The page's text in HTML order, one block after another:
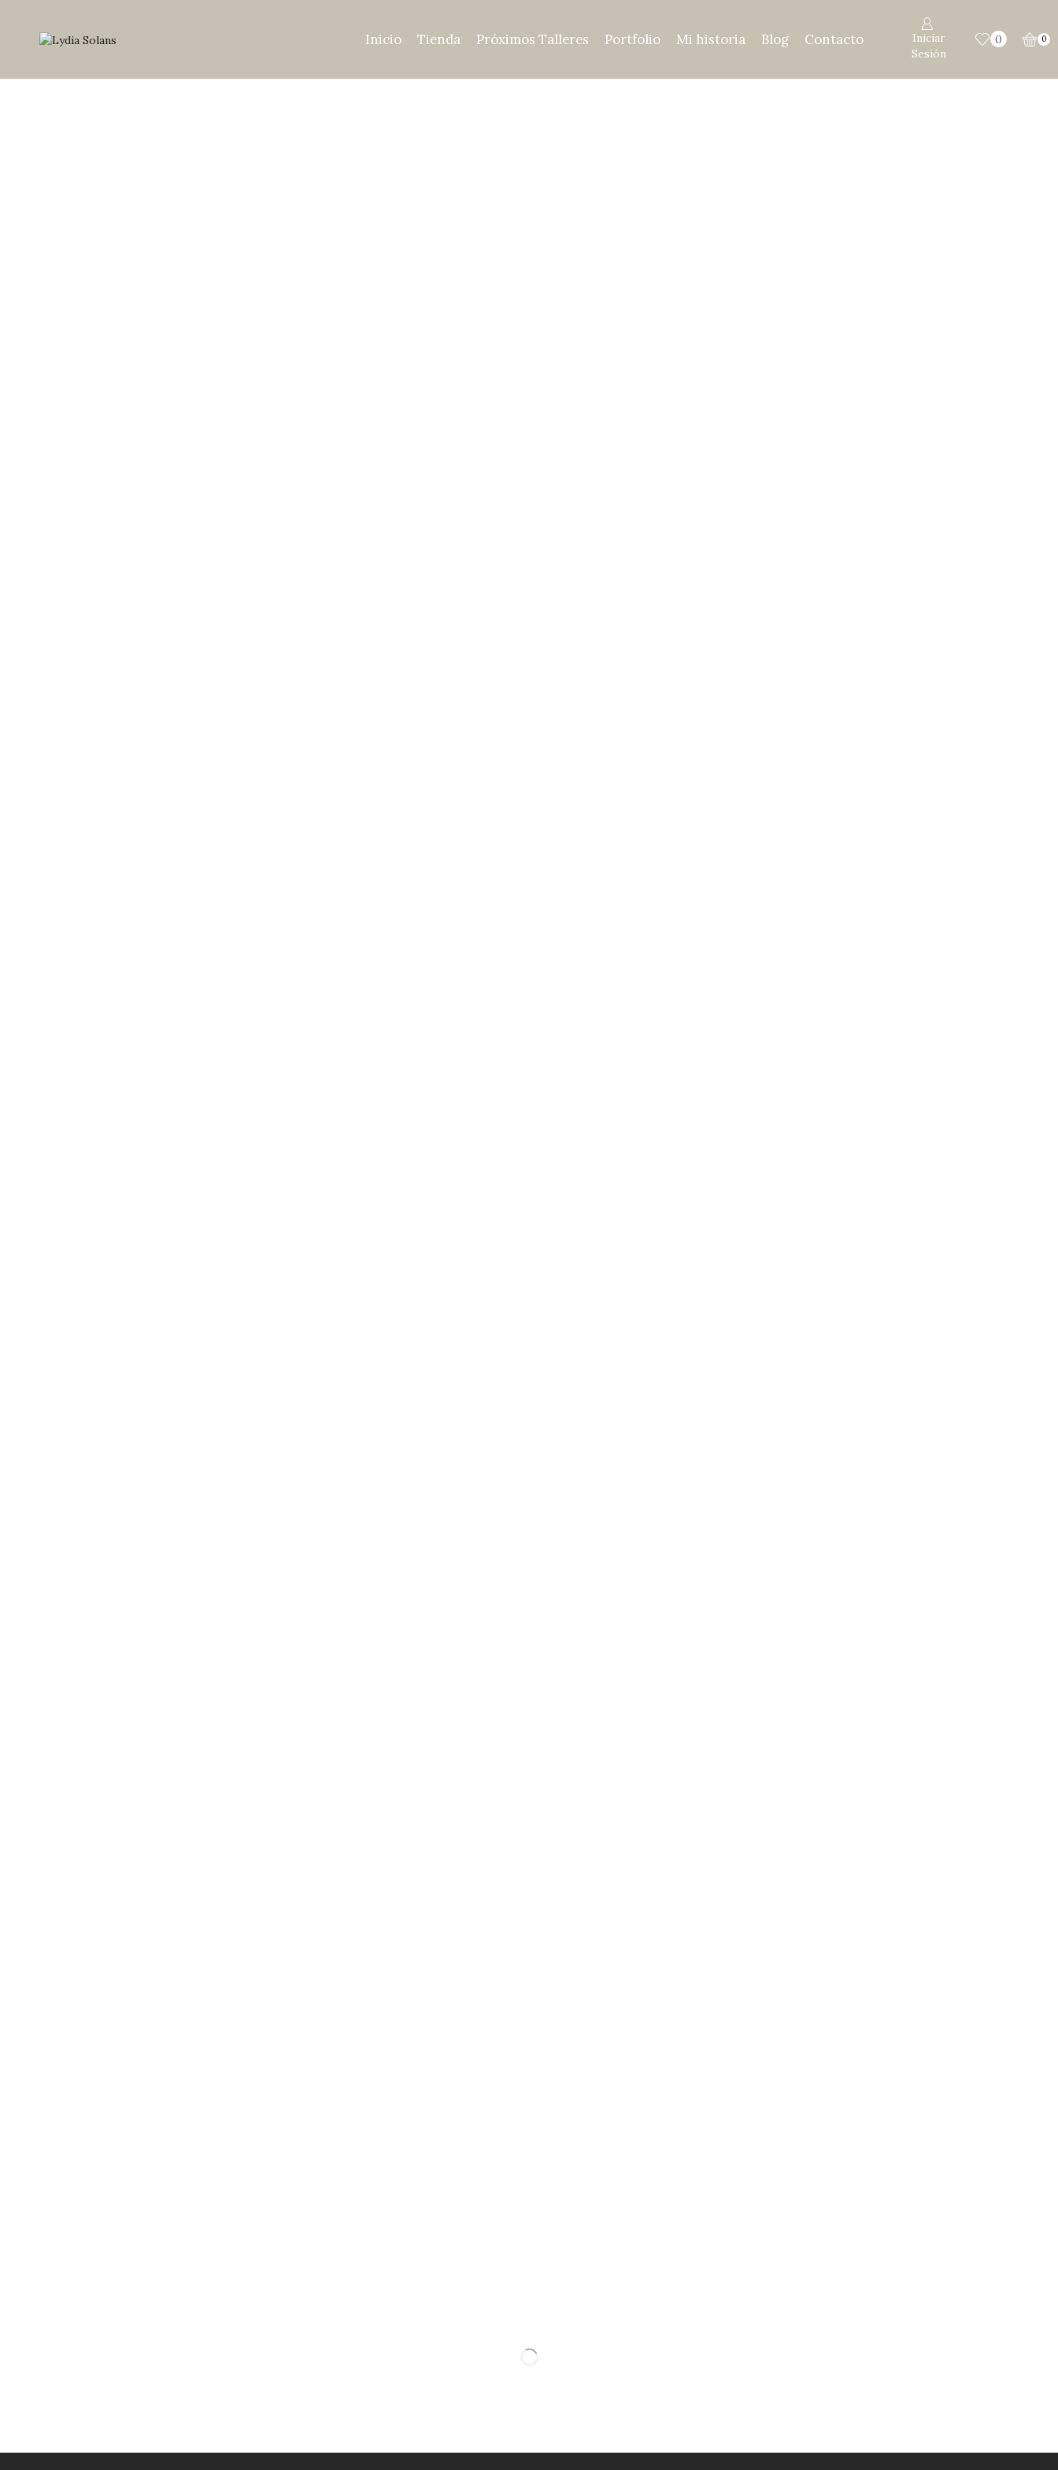
Inicio Tienda Próximos Talleres Portfolio Mi historia Blog Contacto
Iniciar
Sesión
0 0